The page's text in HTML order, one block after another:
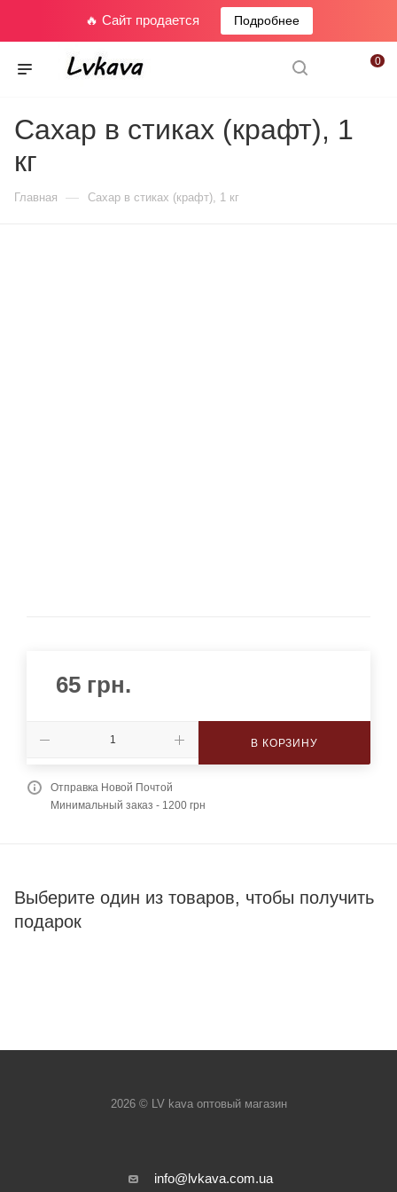
🔥 Сайт продается Подробнее
0
Сахар в стиках (крафт), 1
кг
Главная — Сахар в стиках (крафт), 1 кг
65 грн.
В КОРЗИНУ
Отправка Новой Почтой
Минимальный заказ - 1200 грн
Выберите один из товаров, чтобы получить
подарок
2026 © LV kava оптовый магазин
info@lvkava.com.ua